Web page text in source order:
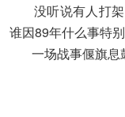
没听说有人打架
谁因89年什么事特别
一场战事偃旗息